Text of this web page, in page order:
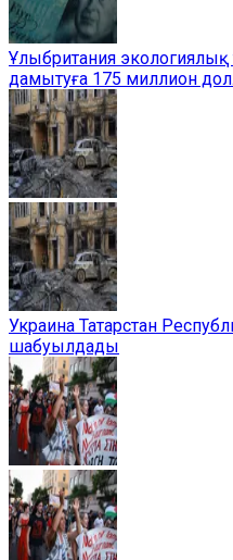
Ұлыбритания экологиялық
дамытуға 175 миллион
Украина Татарстан
шабуылдады